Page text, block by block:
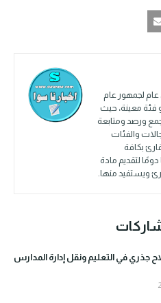
لجمهور عام
معينة، حيث
ورصد ومتابعة
والفئات
بكافة
لتقديم مادة
ويستفيد منها.
جذري في التعليم ونقل إدارة المدارس